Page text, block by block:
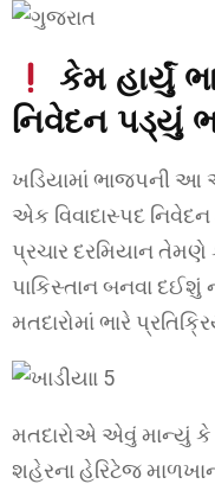
કેમ હાર્યું
નિવેદન પડ્યું
ખડિયામાં ભાજપની આ
એક વિવાદાસ્પદ
પ્રચાર દરમિયાન
પાકિસ્તાન બનવા દઈશું
મતદારોમાં ભારે
મતદારોએ એવું માન્યું
શહેરના હેરિટેજ